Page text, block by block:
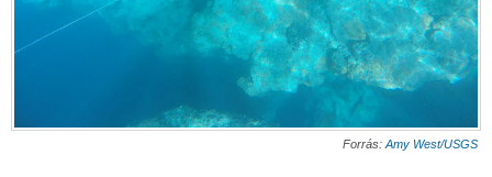
Forrás: Amy West/USGS